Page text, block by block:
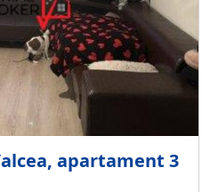
apartament 3